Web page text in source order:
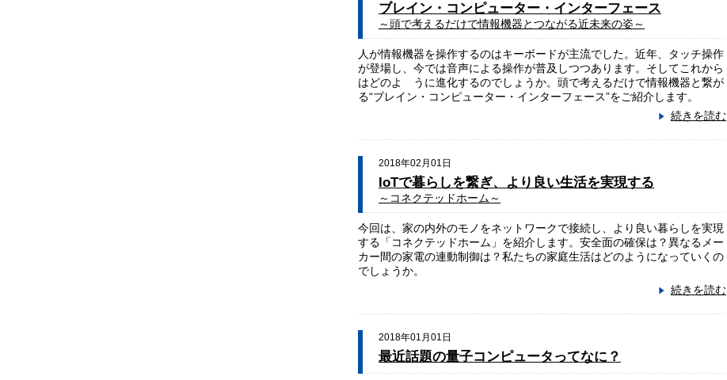
ブレイン・コンピューター・インターフェース
～頭で考えるだけで情報機器とつながる近未来の姿～
人が情報機器を操作するのはキーボードが主流でした。近年、タッチ操作
が登場し、今では音声による操作が普及しつつあります。そしてこれから
はどのよ うに進化するのでしょうか。頭で考えるだけで情報機器と繋が
る“ブレイン・コンピューター・インターフェース”をご紹介します。
続きを読む
2018年02月01日
IoTで暮らしを繋ぎ、より良い生活を実現する
～コネクテッドホーム～
今回は、家の内外のモノをネットワークで接続し、より良い暮らしを実現
する「コネクテッドホーム」を紹介します。安全面の確保は？異なるメー
カー間の家電の連動制御は？私たちの家庭生活はどのようになっていくの
でしょうか。
続きを読む
2018年01月01日
最近話題の量子コンピュータってなに？